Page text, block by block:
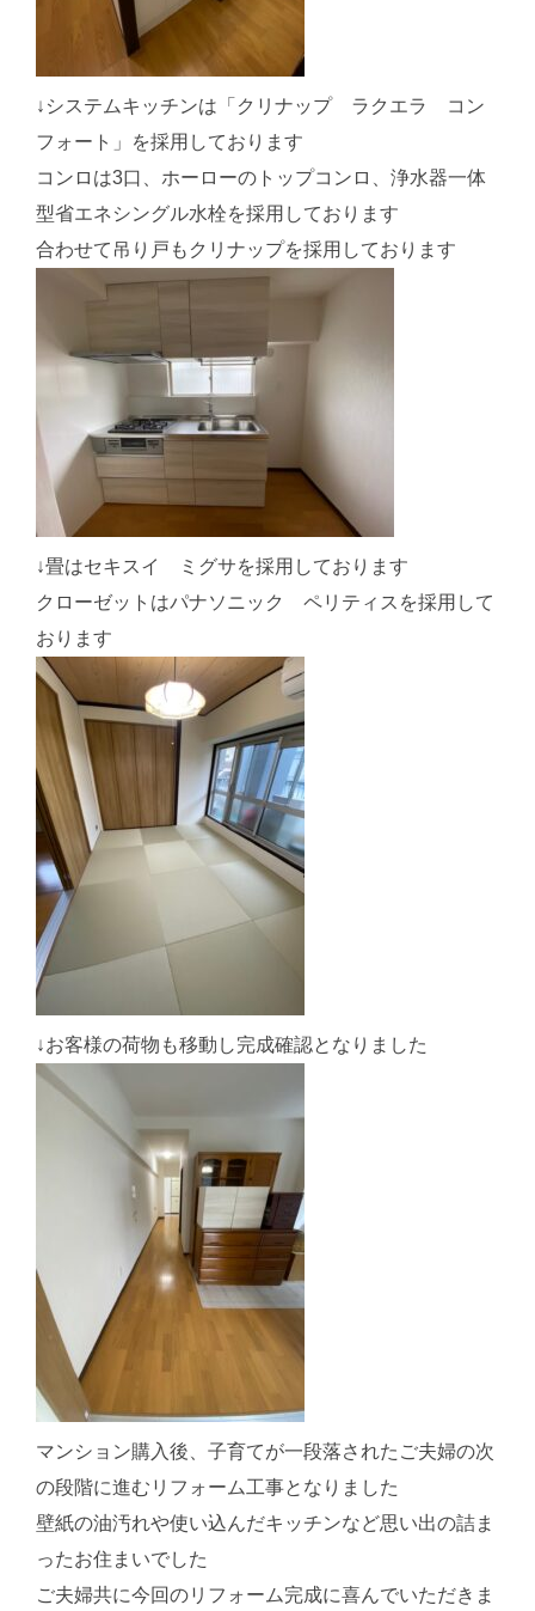
↓システムキッチンは「クリナップ ラクエラ コン
フォート」を採用しております
コンロは3口、ホーローのトップコンロ、浄水器一体
型省エネシングル水栓を採用しております
合わせて吊り戸もクリナップを採用しております
↓畳はセキスイ ミグサを採用しております
クローゼットはパナソニック ペリティスを採用して
おります
↓お客様の荷物も移動し完成確認となりました
マンション購入後、子育てが一段落されたご夫婦の次
の段階に進むリフォーム工事となりました
壁紙の油汚れや使い込んだキッチンなど思い出の詰ま
ったお住まいでした
ご夫婦共に今回のリフォーム完成に喜んでいただきま